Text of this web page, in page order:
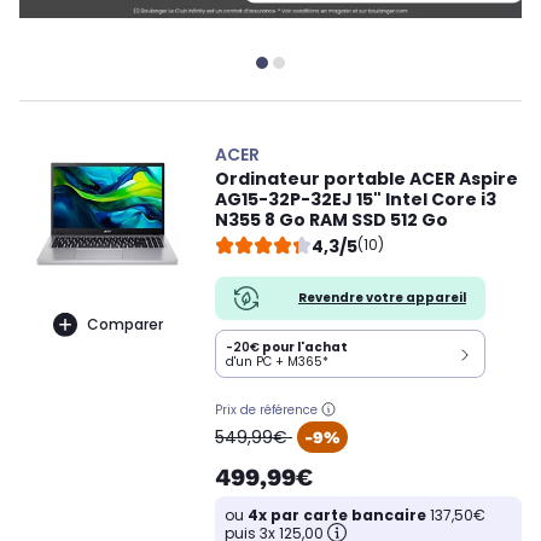
Comparer
ACER
Ordinateur portable ACER Aspire
AG15-32P-32EJ 15" Intel Core i3
N355 8 Go RAM SSD 512 Go
4,3/5(10)
Revendre votre appareil
-20€ pour l'achat
d'un PC + M365*
Prix de référence
oldPrice
549,99€ -9%
499,99€
ou 4x par carte bancaire137,50€
puis 3x 125,00